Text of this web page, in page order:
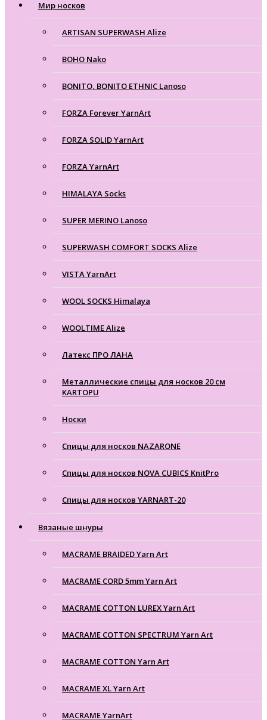
Мир носков
ARTISAN SUPERWASH Alize
BOHO Nako
BONITO, BONITO ETHNIC Lanoso
FORZA Forever YarnArt
FORZA SOLID YarnArt
FORZA YarnArt
HIMALAYA Socks
SUPER MERINO Lanoso
SUPERWASH COMFORT SOCKS Alize
VISTA YarnArt
WOOL SOCKS Himalaya
WOOLTIME Alize
Латекс ПРО ЛАНА
Металлические спицы для носков 20 см
KARTOPU
Носки
Спицы для носков NAZARONE
Спицы для носков NOVA CUBICS KnitPro
Спицы для носков YARNART-20
Вязаные шнуры
MACRAME BRAIDED Yarn Art
MACRAME CORD 5mm Yarn Art
MACRAME COTTON LUREX Yarn Art
MACRAME COTTON SPECTRUM Yarn Art
MACRAME COTTON Yarn Art
MACRAME XL Yarn Art
MACRAME YarnArt